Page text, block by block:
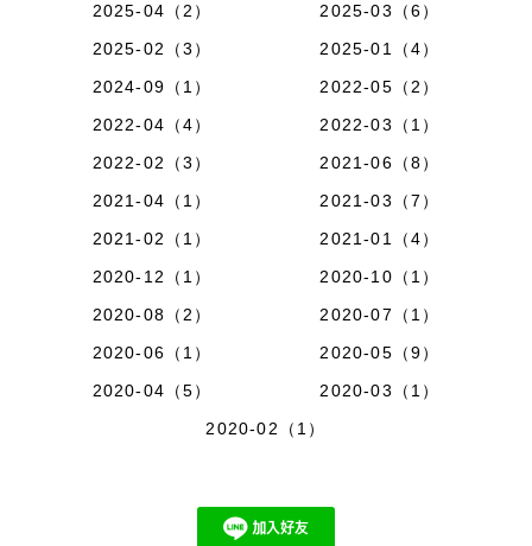
2025-04（2）
2025-03（6）
2025-02（3）
2025-01（4）
2024-09（1）
2022-05（2）
2022-04（4）
2022-03（1）
2022-02（3）
2021-06（8）
2021-04（1）
2021-03（7）
2021-02（1）
2021-01（4）
2020-12（1）
2020-10（1）
2020-08（2）
2020-07（1）
2020-06（1）
2020-05（9）
2020-04（5）
2020-03（1）
2020-02（1）